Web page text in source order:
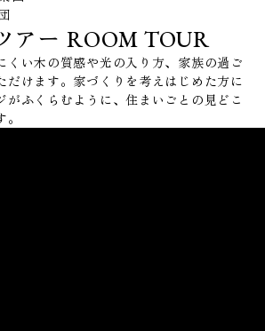
アー ROOM TOUR
くい木の質感や光の入り方、家族の過ご
だけます。家づくりを考えはじめた方に
がふくらむように、住まいごとの見どこ